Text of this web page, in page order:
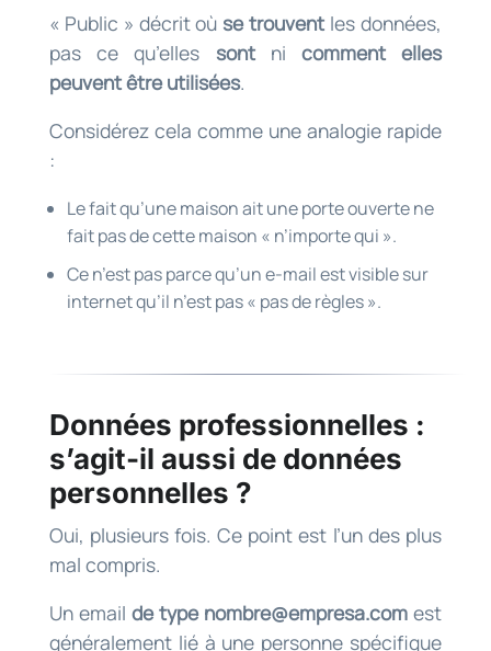
« Public » décrit où se trouvent les données,
pas ce qu’elles sontni comment elles
peuvent être utilisées.
Considérez cela comme une analogie rapide
:
Le fait qu’une maison ait une porte ouverte ne
fait pas de cette maison « n’importe qui ».
Ce n’est pas parce qu’un e-mail est visible sur
internet qu’il n’est pas « pas de règles ».
Données professionnelles :
s’agit-il aussi de données
personnelles ?
Oui, plusieurs fois. Ce point est l’un des plus
mal compris.
Un email de type nombre@empresa.com est
généralement lié à une personne spécifique